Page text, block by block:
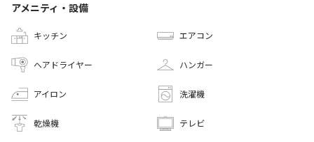
アメニティ・設備
キッチン エアコン
へアドライヤー ハンガー
アイロン 洗濯機
乾燥機 テレビ